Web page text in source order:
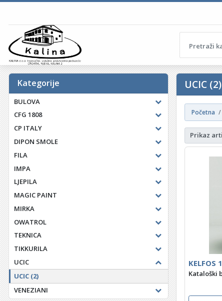
Kategorije
BULOVA
CFG 1808
CP ITALY
DIPON SMOLE
FILA
IMPA
LJEPILA
MAGIC PAINT
MIRKA
OWATROL
TEKNICA
TIKKURILA
UCIC
UCIC (2)
VENEZIANI
UCIC (2)
Početna
Prikaz
KELFOS
Kataloški